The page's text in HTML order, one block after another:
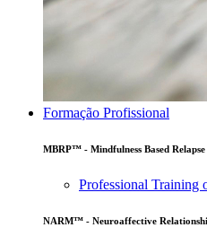
Formação Profissional
MBRP™ - Mindfulness Based
Professional Training
NARM™ - Neuroaffective